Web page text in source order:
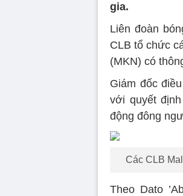
gia.
Liên đoàn
CLB tổ chức
(MKN) có
Giám đốc
với quyết
động đông
Các CLB
Theo Dato